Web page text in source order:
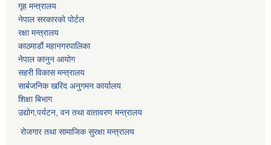
गृह मन्त्रालय
नेपाल सरकारको पोर्टल
रक्षा मन्त्रालय
काठमाडौं महानगरपालिका
नेपाल कानुन आयोग
सहरी विकास मन्त्रालय
सार्बजनिक खरिद अनुगमन कार्यालय
शिक्षा बिभाग
उद्योग,पर्यटन, वन तथा वातावरण मन्त्रालय
रोजगार तथा सामाजिक सुरक्षा मन्त्रालय